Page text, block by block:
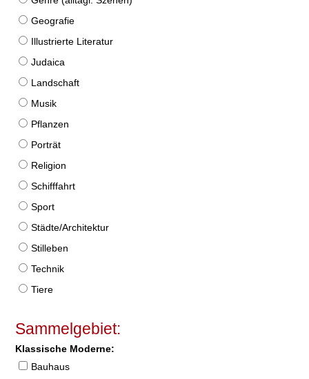
Geografie
Illustrierte Literatur
Judaica
Landschaft
Musik
Pflanzen
Porträt
Religion
Schifffahrt
Sport
Städte/Architektur
Stilleben
Technik
Tiere
Sammelgebiet:
Klassische Moderne:
Bauhaus